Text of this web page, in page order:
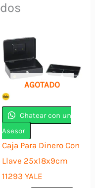
AGOTADO
Chatear con un
Asesor
Caja Para Dinero Con
Llave 25x18x9cm
11293 YALE